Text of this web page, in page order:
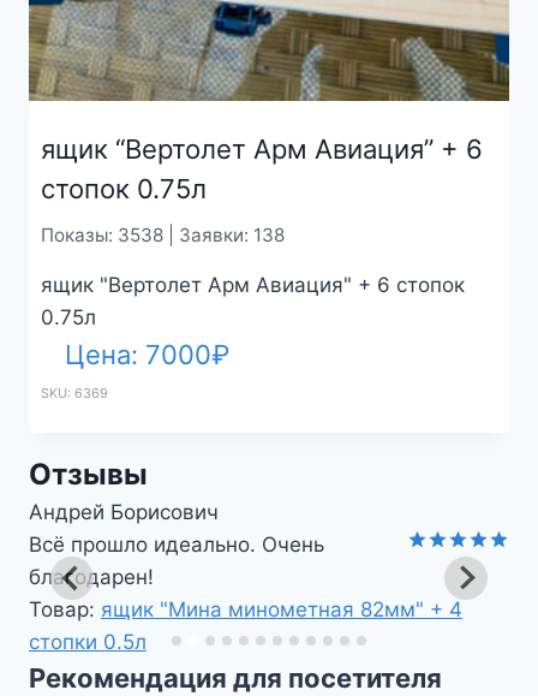
ящик “Вертолет Арм Авиация” + 6
стопок 0.75л
Показы: 3538 | Заявки: 138
ящик "Вертолет Арм Авиация" + 6 стопок
0.75л
Цена: 7000₽
SKU: 6369
Отзывы
Юлия
Оценка5
из 5
Работает как надо - без нареканий.
Товар: ящик "Мина минометная 82мм" + 4
стопки 0.5л
Рекомендация для посетителя